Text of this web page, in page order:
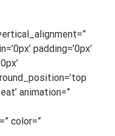
padding=’0px’
animation=”
color=”